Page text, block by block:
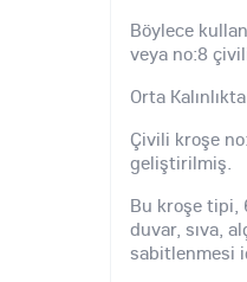
Böylece
veya no:8
Orta
Çivili kroşe
geliştirilmiş.
Bu kroşe tipi,
duvar, sıva,
sabitlenmesi